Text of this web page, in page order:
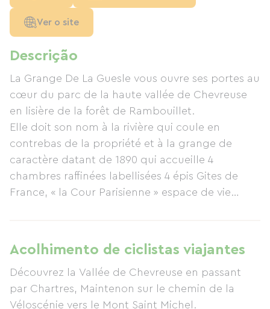
Descrição
La Grange De La Guesle vous ouvre ses portes au
cœur du parc de la haute vallée de Chevreuse
en lisière de la forêt de Rambouillet.
Elle doit son nom à la rivière qui coule en
contrebas de la propriété et à la grange de
caractère datant de 1890 qui accueille 4
chambres raffinées labellisées 4 épis Gites de
France, « la Cour Parisienne » espace de vie
Un endroit authentique, plein de charme pour
vous ressourcer en pleine nature, vous pourrez
également profiter de l’espace sauna pour vous
détendre, Catherine vous propose aussi des
paniers gourmands pour vos diners ou pique
Acolhimento de ciclistas viajantes
Découvrez la Vallée de Chevreuse en passant
par Chartres, Maintenon sur le chemin de la
Véloscénie vers le Mont Saint Michel.
Ver o site